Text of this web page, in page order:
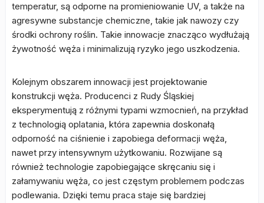
temperatur, są odporne na promieniowanie UV, a także na
agresywne substancje chemiczne, takie jak nawozy czy
środki ochrony roślin. Takie innowacje znacząco wydłużają
żywotność węża i minimalizują ryzyko jego uszkodzenia.
Kolejnym obszarem innowacji jest projektowanie
konstrukcji węża. Producenci z Rudy Śląskiej
eksperymentują z różnymi typami wzmocnień, na przykład
z technologią oplatania, która zapewnia doskonałą
odporność na ciśnienie i zapobiega deformacji węża,
nawet przy intensywnym użytkowaniu. Rozwijane są
również technologie zapobiegające skręcaniu się i
załamywaniu węża, co jest częstym problemem podczas
podlewania. Dzięki temu praca staje się bardziej